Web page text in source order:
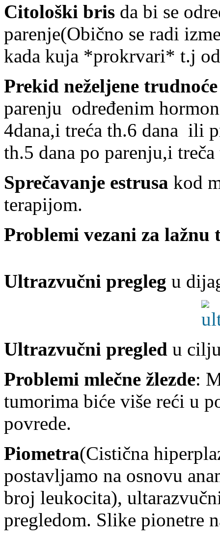
Citološki bris da bi se
parenje(Obično se radi
kada kuja *prokrvari* t.j od
Prekid neželjene trudnoće
parenju određenim
4dana,i treća th.6 dana ili
th.5 dana po parenju,i
Sprečavanje estrusa kod
terapijom.
Problemi vezani za lažnu
Ultrazvučni pregleg u
Ultrazvučni pregled u
Problemi mlečne žlezde:
tumorima biće više reći u
povrede.
Piometra(Cistična
postavljamo na osnovu
broj leukocita),
pregledom. Slike pionetre